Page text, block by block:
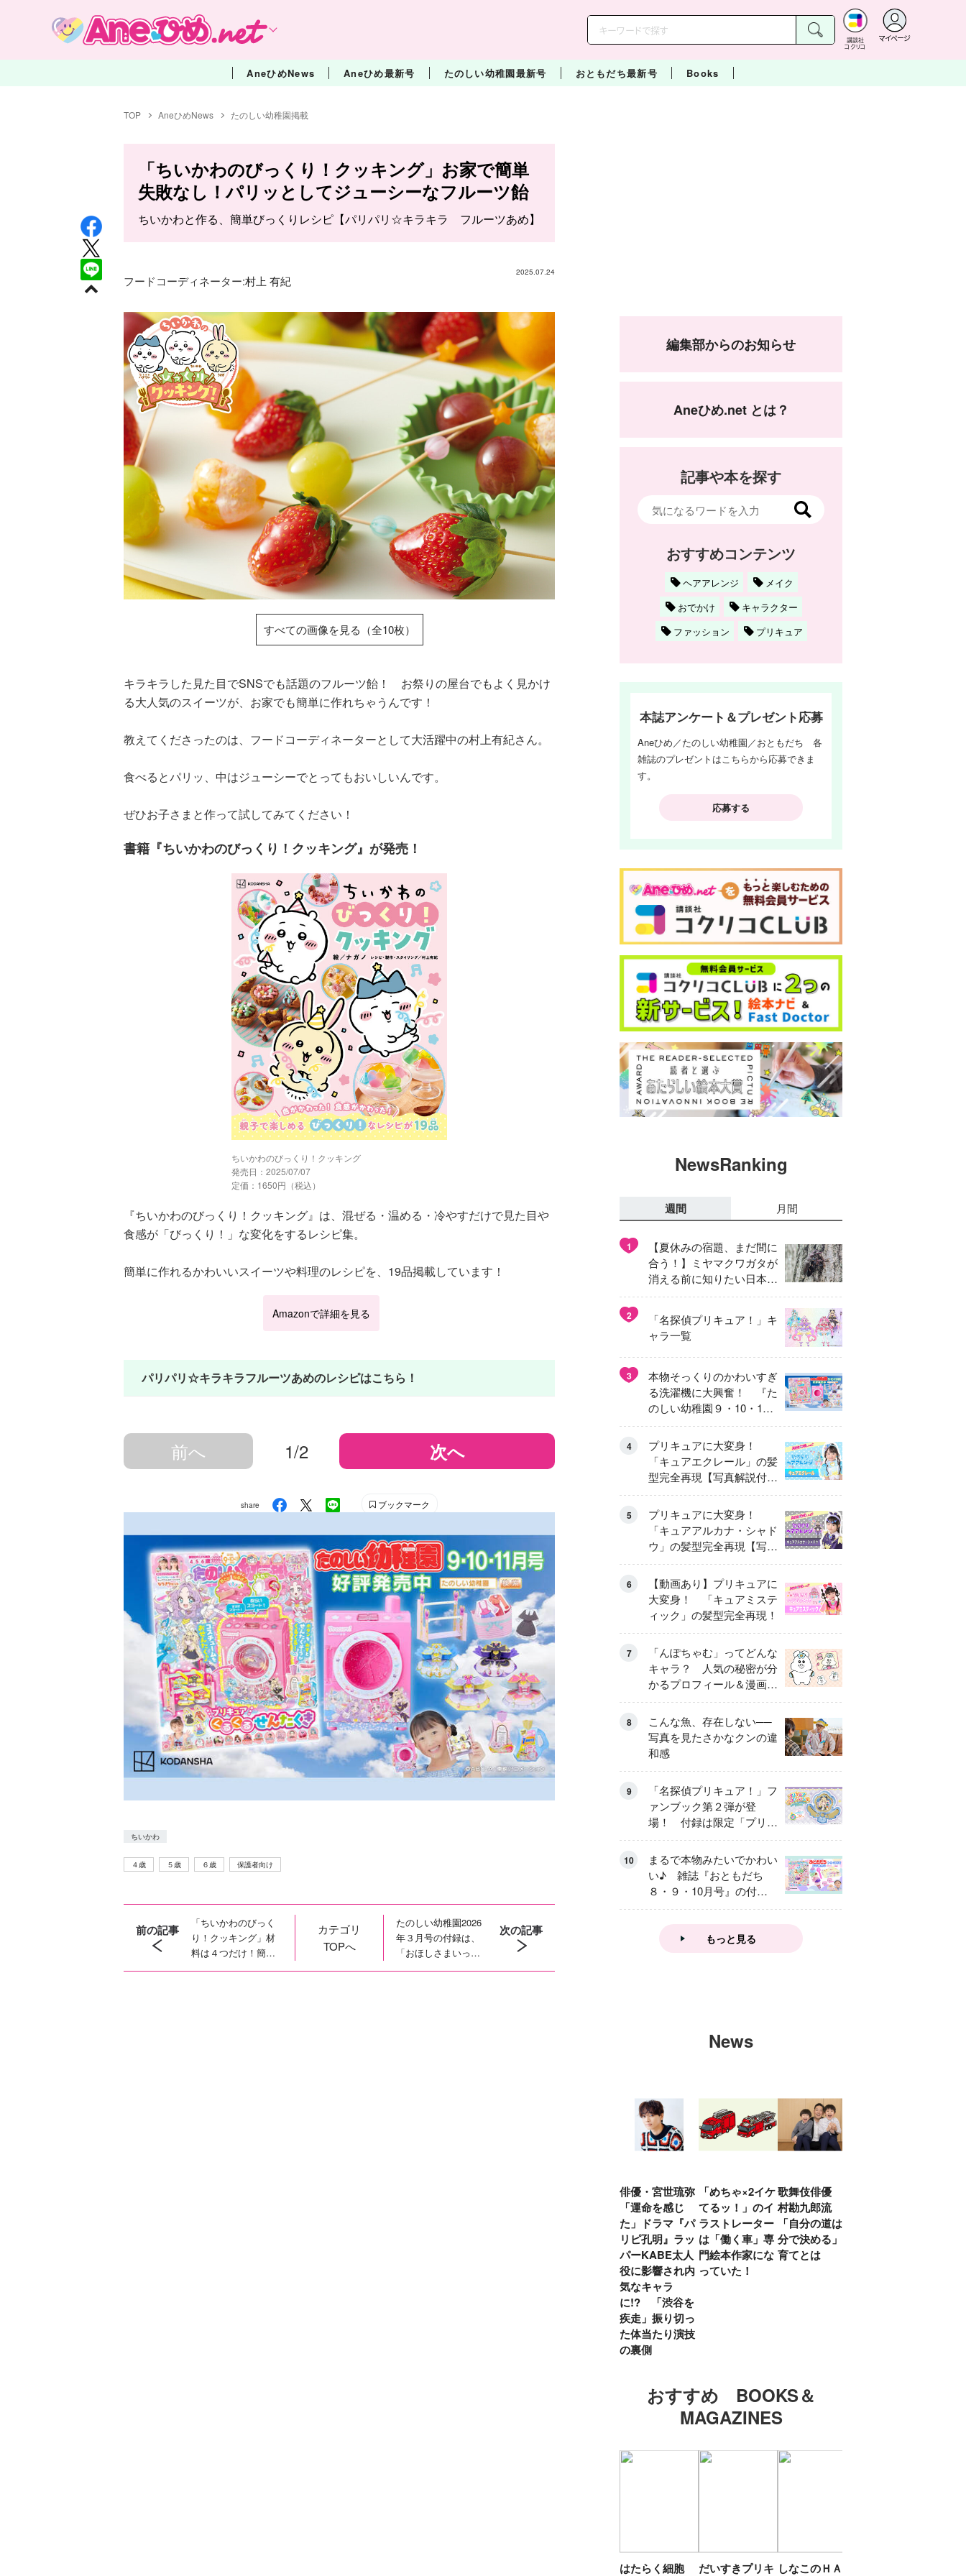
講談社
コクリコ
マイページ
AneひめNews Aneひめ最新号 たのしい幼稚園最新号 おともだち最新号 Books
TOP AneひめNews たのしい幼稚園掲載
「ちいかわのびっくり！クッキング」お家で簡単
失敗なし！パリッとしてジューシーなフルーツ飴
ちいかわと作る、簡単びっくりレシピ【パリパリ☆キラキラ フルーツあめ】
2025.07.24
フードコーディネーター:村上 有紀
すべての画像を見る（全10枚）
キラキラした見た目でSNSでも話題のフルーツ飴！ お祭りの屋台でもよく見かけ
る大人気のスイーツが、お家でも簡単に作れちゃうんです！
教えてくださったのは、フードコーディネーターとして大活躍中の村上有紀さん。
食べるとパリッ、中はジューシーでとってもおいしいんです。
ぜひお子さまと作って試してみてください！
書籍『ちいかわのびっくり！クッキング』が発売！
ちいかわのびっくり！クッキング
発売日：2025/07/07
定価：1650円（税込）
『ちいかわのびっくり！クッキング』は、混ぜる・温める・冷やすだけで見た目や
食感が「びっくり！」な変化をするレシピ集。
簡単に作れるかわいいスイーツや料理のレシピを、19品掲載しています！
Amazonで詳細を見る
パリパリ☆キラキラフルーツあめのレシピはこちら！
前へ 1/2 次へ
share ブックマーク
ちいかわ
４歳 ５歳 ６歳 保護者向け
前の記事
「ちいかわのびっく
り！クッキング」材
料は４つだけ！簡単
「フルーツ水まんじ
カテゴリ
TOPへ
たのしい幼稚園2026
年３月号の付録は、
「おほしさまいっぱ
い！カラフルロケッ
次の記事
編集部からのお知らせ
Aneひめ.net とは？
記事や本を探す
おすすめコンテンツ
ヘアアレンジ
メイク
おでかけ
キャラクター
ファッション
プリキュア
本誌アンケート＆プレゼント応募
Aneひめ／たのしい幼稚園／おともだち 各
雑誌のプレゼントはこちらから応募できま
す。
応募する
NewsRanking
週間 月間
1
【夏休みの宿題、まだ間に
合う！】ミヤマクワガタが
消える前に知りたい日本の
異変
2
「名探偵プリキュア！」キ
ャラ一覧
3
本物そっくりのかわいすぎ
る洗濯機に大興奮！ 『た
のしい幼稚園９・10・11
月号』だけのオリジナル付
録「プリキュア くるくる
せんたくき」
4
プリキュアに大変身！
「キュアエクレール」の髪
型完全再現【写真解説付
き】
5
プリキュアに大変身！
「キュアアルカナ・シャド
ウ」の髪型完全再現【写真
解説付き】
6
【動画あり】プリキュアに
大変身！ 「キュアミステ
ィック」の髪型完全再現！
7
「んぽちゃむ」ってどんな
キャラ？ 人気の秘密が分
かるプロフィール＆漫画ま
とめ
8
こんな魚、存在しない──
写真を見たさかなクンの違
和感
9
「名探偵プリキュア！」フ
ァンブック第２弾が登
場！ 付録は限定「プリキ
ュアマコトジュエル キュ
アアルカナ・シャドウ ア
イスver.」 キュアエクレ
ールを大特集！
10
まるで本物みたいでかわい
い♪ 雑誌『おともだち
８・９・10月号』の付録
は『サーティワン アイス
もっと見る
News
俳優・宮世琉弥
「運命を感じ
た」ドラマ『パ
リピ孔明』ラッ
パーKABE太人
役に影響され内
気なキャラ
に!? 「渋谷を
疾走」振り切っ
た体当たり演技
の裏側
「めちゃ×2イケ
てるッ！」のイ
ラストレーター
は「働く車」専
門絵本作家にな
っていた！
歌舞伎俳優 中
村勘九郎流
「自分の道は自
分で決める」子
育てとは
おすすめ BOOKS＆
MAGAZINES
はたらく細胞
だいすきプリキ しなこのＨＡＰ